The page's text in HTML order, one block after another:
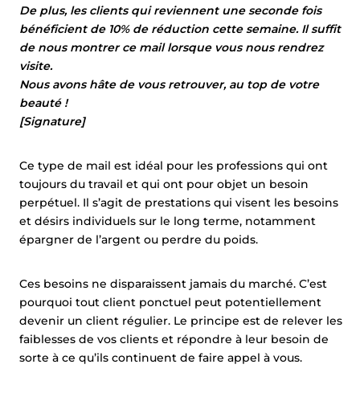
De plus, les clients qui reviennent une seconde fois
bénéficient de 10% de réduction cette semaine. Il suffit
de nous montrer ce mail lorsque vous nous rendrez
visite.
Nous avons hâte de vous retrouver, au top de votre
beauté !
[Signature]
Ce type de mail est idéal pour les professions qui ont
toujours du travail et qui ont pour objet un besoin
perpétuel. Il s’agit de prestations qui visent les besoins
et désirs individuels sur le long terme, notamment
épargner de l’argent ou perdre du poids.
Ces besoins ne disparaissent jamais du marché. C’est
pourquoi tout client ponctuel peut potentiellement
devenir un client régulier. Le principe est de relever les
faiblesses de vos clients et répondre à leur besoin de
sorte à ce qu’ils continuent de faire appel à vous.